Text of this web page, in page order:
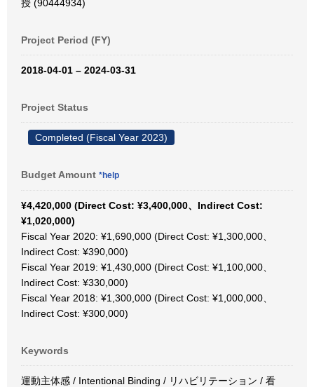
授 (90444934)
Project Period (FY)
2018-04-01 – 2024-03-31
Project Status
Completed (Fiscal Year 2023)
Budget Amount *help
¥4,420,000 (Direct Cost: ¥3,400,000、Indirect Cost:
¥1,020,000)
Fiscal Year 2020: ¥1,690,000 (Direct Cost: ¥1,300,000、
Indirect Cost: ¥390,000)
Fiscal Year 2019: ¥1,430,000 (Direct Cost: ¥1,100,000、
Indirect Cost: ¥330,000)
Fiscal Year 2018: ¥1,300,000 (Direct Cost: ¥1,000,000、
Indirect Cost: ¥300,000)
Keywords
運動主体感 / Intentional Binding / リハビリテーション / 看